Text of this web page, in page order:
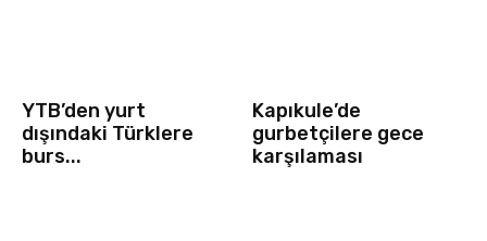
YTB’den yurt
dışındaki Türklere
burs...
Kapıkule’de
gurbetçilere gece
karşılaması